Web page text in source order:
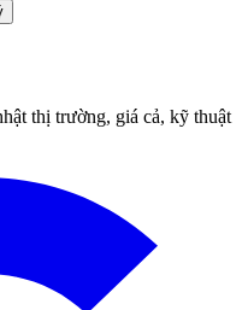
thị trường, giá cả, kỹ thuật